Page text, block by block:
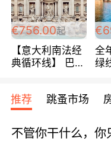
€756.00起
【意大利南法经
典循环线】 巴黎
宾馆 108欧/天起
全程756欧/位
全
绿
推荐 跳蚤市场
不管你干什么，